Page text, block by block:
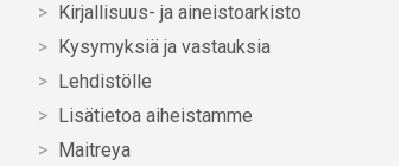
Kirjallisuus- ja aineistoarkisto
Kysymyksiä ja vastauksia
Lehdistölle
Lisätietoa aiheistamme
Maitreya